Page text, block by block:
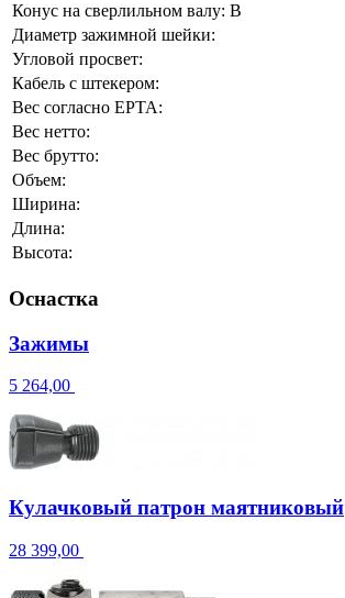
Конус на сверлильном валу: B
Диаметр зажимной шейки:
Угловой просвет:
Кабель с штекером:
Вес согласно EPTA:
Вес нетто:
Вес брутто:
Объем:
Ширина:
Длина:
Высота:
Оснастка
Зажимы
5 264,00
Кулачковый патрон маятниковый
28 399,00